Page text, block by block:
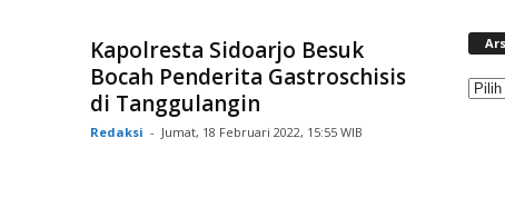
Kapolresta Sidoarjo Besuk
Bocah Penderita Gastroschisis
di Tanggulangin
Redaksi - Jumat, 18 Februari 2022, 15:55 WIB